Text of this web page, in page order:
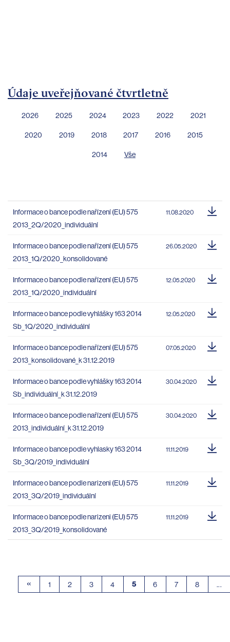
Údaje uveřejňované čtvrtletně
2026 2025 2024 2023 2022 2021
2020 2019 2018 2017 2016 2015
2014 Vše
Informace o bance podle nařízení (EU) 575
2013_2Q/2020_individuální
11.08.2020
Informace o bance podle nařízení (EU) 575
2013_1Q/2020_konsolidované
26.05.2020
Informace o bance podle nařízení (EU) 575
2013_1Q/2020_individuální
12.05.2020
Informace o bance podle vyhlášky 163 2014
Sb_1Q/2020_individuální
12.05.2020
Informace o bance podle nařízení (EU) 575
2013_konsolidované_k 31.12.2019
07.05.2020
Informace o bance podle vyhlášky 163 2014
Sb_individuální_k 31.12.2019
30.04.2020
Informace o bance podle nařízení (EU) 575
2013_individuální_k 31.12.2019
30.04.2020
Informace o bance podle vyhlasky 163 2014
Sb_3Q/2019_individuální
11.11.2019
Informace o bance podle narizeni (EU) 575
2013_3Q/2019_individuální
11.11.2019
Informace o bance podle narizeni (EU) 575
2013_3Q/2019_konsolidované
11.11.2019
« 1 2 3 4 5 6 7 8 ...